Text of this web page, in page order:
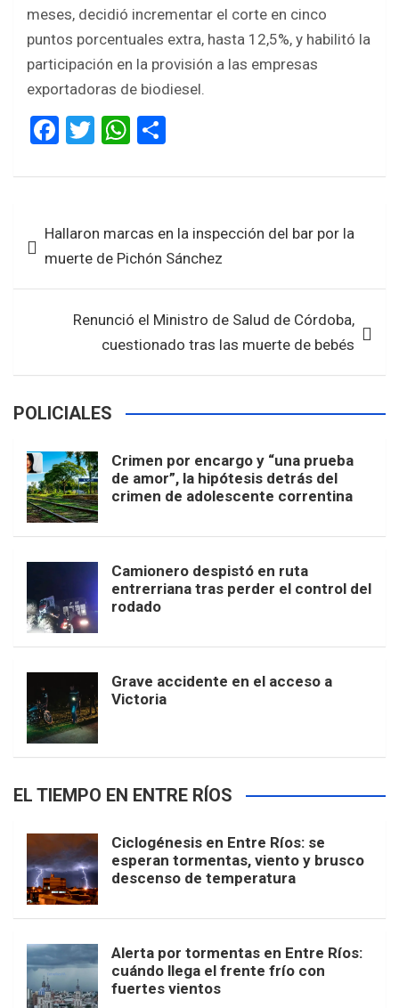
meses, decidió incrementar el corte en cinco
puntos porcentuales extra, hasta 12,5%, y habilitó la
participación en la provisión a las empresas
exportadoras de biodiesel.
F
ce
o
o
k
T
tt
W
at
A
p
p
ar
de Hallaron marcas en la inspección del bar por la
muerte de Pichón Sánchez
Renunció el Ministro de Salud de Córdoba,
cuestionado tras las muerte de bebés
POLICIALES
Crimen por encargo y “una prueba
de amor”, la hipótesis detrás del
crimen de adolescente correntina
Camionero despistó en ruta
entrerriana tras perder el control del
rodado
Grave accidente en el acceso a
Victoria
EL TIEMPO EN ENTRE RÍOS
Ciclogénesis en Entre Ríos: se
esperan tormentas, viento y brusco
descenso de temperatura
Alerta por tormentas en Entre Ríos:
cuándo llega el frente frío con
fuertes vientos